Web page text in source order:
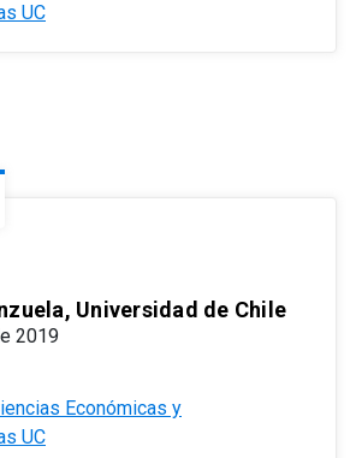
UC
Universidad de Chile
2019
Económicas y
UC